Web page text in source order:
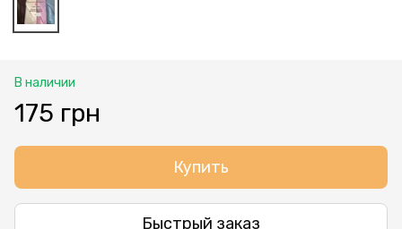
В наличии
175 грн
Купить
Быстрый заказ